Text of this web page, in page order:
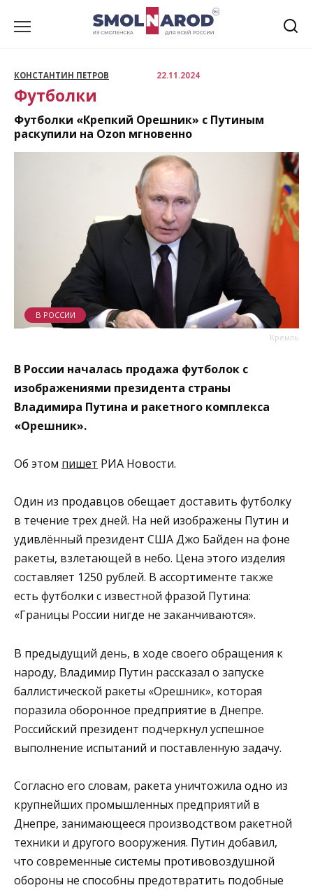
КОНСТАНТИН ПЕТРОВ 22.11.2024
Футболки
Футболки «Крепкий Орешник» с Путиным
раскупили на Ozon мгновенно
Кремль
В РОССИИ
В России началась продажа футболок с
изображениями президента страны
Владимира Путина и ракетного комплекса
«Орешник».
Об этом пишет РИА Новости.
Один из продавцов обещает доставить футболку
в течение трех дней. На ней изображены Путин и
удивлённый президент США Джо Байден на фоне
ракеты, взлетающей в небо. Цена этого изделия
составляет 1250 рублей. В ассортименте также
есть футболки с известной фразой Путина:
«Границы России нигде не заканчиваются».
В предыдущий день, в ходе своего обращения к
народу, Владимир Путин рассказал о запуске
баллистической ракеты «Орешник», которая
поразила оборонное предприятие в Днепре.
Российский президент подчеркнул успешное
выполнение испытаний и поставленную задачу.
Согласно его словам, ракета уничтожила одно из
крупнейших промышленных предприятий в
Днепре, занимающееся производством ракетной
техники и другого вооружения. Путин добавил,
что современные системы противовоздушной
обороны не способны предотвратить подобные